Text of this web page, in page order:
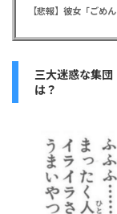
三大迷惑な集
は？